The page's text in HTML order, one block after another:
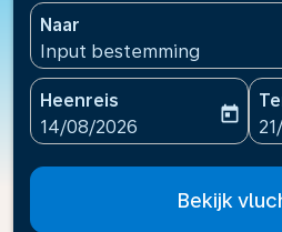
Naar
Input bestemming
Heenreis
fc-booking-departure-
14/08/2026
today
Bekijk